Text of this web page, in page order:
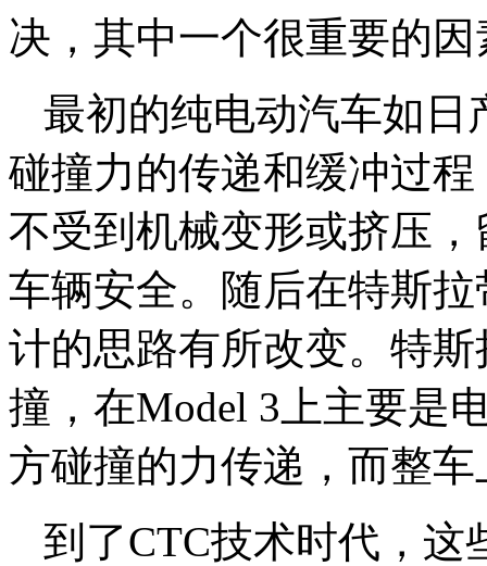
决，其中一个很重要的
最初的纯电动汽车如日
碰撞力的传递和缓冲过
不受到机械变形或挤压
车辆安全。随后在特斯
计的思路有所改变。特
撞，在Model 3上主要是
方碰撞的力传递，而整
到了CTC技术时代，